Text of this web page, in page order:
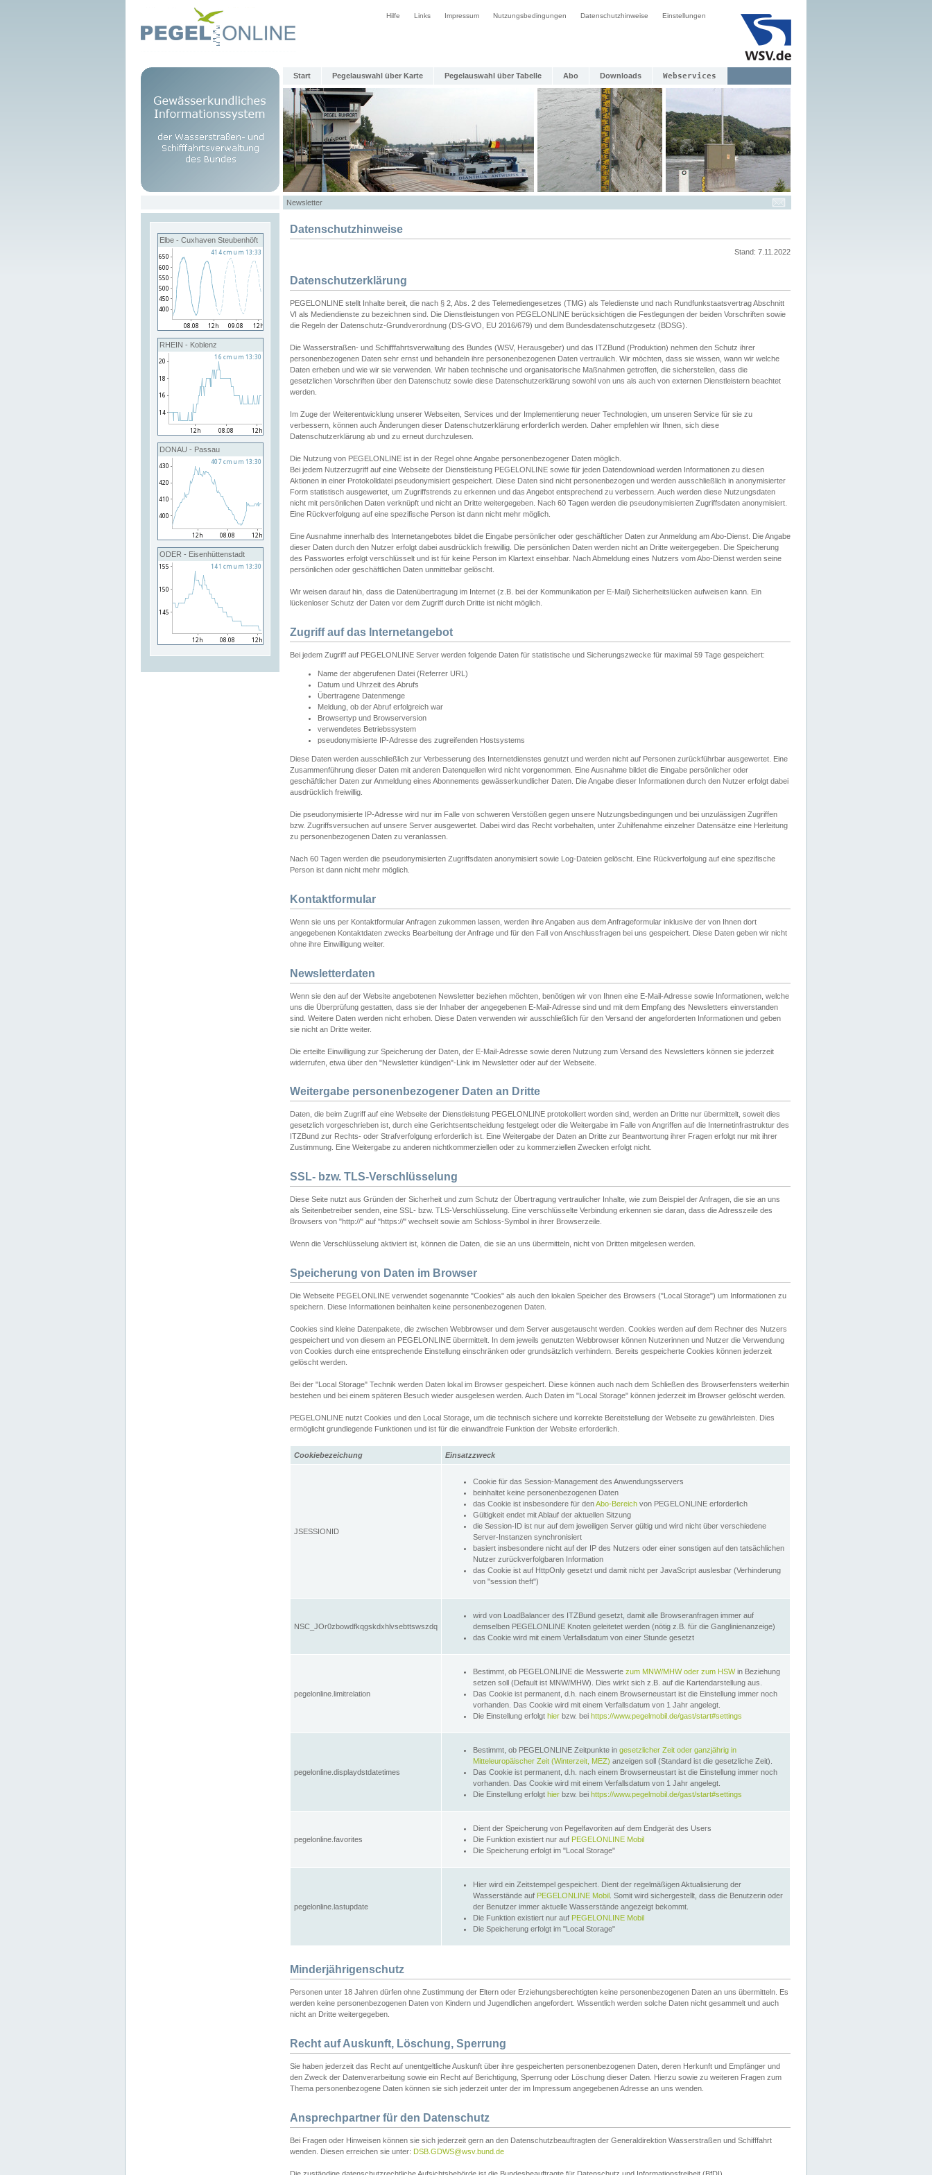
Hilfe Links Impressum Nutzungsbedingungen Datenschutzhinweise Einstellungen
Start Pegelauswahl über Karte Pegelauswahl über Tabelle Abo Downloads Webservices
Newsletter
Elbe - Cuxhaven Steubenhöft
RHEIN - Koblenz
DONAU - Passau
ODER - Eisenhüttenstadt
Datenschutzhinweise
Stand: 7.11.2022
Datenschutzerklärung
PEGELONLINE stellt Inhalte bereit, die nach § 2, Abs. 2 des Telemediengesetzes (TMG) als Teledienste und nach Rundfunkstaatsvertrag Abschnitt
VI als Mediendienste zu bezeichnen sind. Die Dienstleistungen von PEGELONLINE berücksichtigen die Festlegungen der beiden Vorschriften sowie
die Regeln der Datenschutz-Grundverordnung (DS-GVO, EU 2016/679) und dem Bundesdatenschutzgesetz (BDSG).
Die Wasserstraßen- und Schifffahrtsverwaltung des Bundes (WSV, Herausgeber) und das ITZBund (Produktion) nehmen den Schutz ihrer
personenbezogenen Daten sehr ernst und behandeln ihre personenbezogenen Daten vertraulich. Wir möchten, dass sie wissen, wann wir welche
Daten erheben und wie wir sie verwenden. Wir haben technische und organisatorische Maßnahmen getroffen, die sicherstellen, dass die
gesetzlichen Vorschriften über den Datenschutz sowie diese Datenschutzerklärung sowohl von uns als auch von externen Dienstleistern beachtet
werden.
Im Zuge der Weiterentwicklung unserer Webseiten, Services und der Implementierung neuer Technologien, um unseren Service für sie zu
verbessern, können auch Änderungen dieser Datenschutzerklärung erforderlich werden. Daher empfehlen wir Ihnen, sich diese
Datenschutzerklärung ab und zu erneut durchzulesen.
Die Nutzung von PEGELONLINE ist in der Regel ohne Angabe personenbezogener Daten möglich.
Bei jedem Nutzerzugriff auf eine Webseite der Dienstleistung PEGELONLINE sowie für jeden Datendownload werden Informationen zu diesen
Aktionen in einer Protokolldatei pseudonymisiert gespeichert. Diese Daten sind nicht personenbezogen und werden ausschließlich in anonymisierter
Form statistisch ausgewertet, um Zugriffstrends zu erkennen und das Angebot entsprechend zu verbessern. Auch werden diese Nutzungsdaten
nicht mit persönlichen Daten verknüpft und nicht an Dritte weitergegeben. Nach 60 Tagen werden die pseudonymisierten Zugriffsdaten anonymisiert.
Eine Rückverfolgung auf eine spezifische Person ist dann nicht mehr möglich.
Eine Ausnahme innerhalb des Internetangebotes bildet die Eingabe persönlicher oder geschäftlicher Daten zur Anmeldung am Abo-Dienst. Die Angabe
dieser Daten durch den Nutzer erfolgt dabei ausdrücklich freiwillig. Die persönlichen Daten werden nicht an Dritte weitergegeben. Die Speicherung
des Passwortes erfolgt verschlüsselt und ist für keine Person im Klartext einsehbar. Nach Abmeldung eines Nutzers vom Abo-Dienst werden seine
persönlichen oder geschäftlichen Daten unmittelbar gelöscht.
Wir weisen darauf hin, dass die Datenübertragung im Internet (z.B. bei der Kommunikation per E-Mail) Sicherheitslücken aufweisen kann. Ein
lückenloser Schutz der Daten vor dem Zugriff durch Dritte ist nicht möglich.
Zugriff auf das Internetangebot
Bei jedem Zugriff auf PEGELONLINE Server werden folgende Daten für statistische und Sicherungszwecke für maximal 59 Tage gespeichert:
Name der abgerufenen Datei (Referrer URL)
Datum und Uhrzeit des Abrufs
Übertragene Datenmenge
Meldung, ob der Abruf erfolgreich war
Browsertyp und Browserversion
verwendetes Betriebssystem
pseudonymisierte IP-Adresse des zugreifenden Hostsystems
Diese Daten werden ausschließlich zur Verbesserung des Internetdienstes genutzt und werden nicht auf Personen zurückführbar ausgewertet. Eine
Zusammenführung dieser Daten mit anderen Datenquellen wird nicht vorgenommen. Eine Ausnahme bildet die Eingabe persönlicher oder
geschäftlicher Daten zur Anmeldung eines Abonnements gewässerkundlicher Daten. Die Angabe dieser Informationen durch den Nutzer erfolgt dabei
ausdrücklich freiwillig.
Die pseudonymisierte IP-Adresse wird nur im Falle von schweren Verstößen gegen unsere Nutzungsbedingungen und bei unzulässigen Zugriffen
bzw. Zugriffsversuchen auf unsere Server ausgewertet. Dabei wird das Recht vorbehalten, unter Zuhilfenahme einzelner Datensätze eine Herleitung
zu personenbezogenen Daten zu veranlassen.
Nach 60 Tagen werden die pseudonymisierten Zugriffsdaten anonymisiert sowie Log-Dateien gelöscht. Eine Rückverfolgung auf eine spezifische
Person ist dann nicht mehr möglich.
Kontaktformular
Wenn sie uns per Kontaktformular Anfragen zukommen lassen, werden ihre Angaben aus dem Anfrageformular inklusive der von Ihnen dort
angegebenen Kontaktdaten zwecks Bearbeitung der Anfrage und für den Fall von Anschlussfragen bei uns gespeichert. Diese Daten geben wir nicht
ohne ihre Einwilligung weiter.
Newsletterdaten
Wenn sie den auf der Website angebotenen Newsletter beziehen möchten, benötigen wir von Ihnen eine E-Mail-Adresse sowie Informationen, welche
uns die Überprüfung gestatten, dass sie der Inhaber der angegebenen E-Mail-Adresse sind und mit dem Empfang des Newsletters einverstanden
sind. Weitere Daten werden nicht erhoben. Diese Daten verwenden wir ausschließlich für den Versand der angeforderten Informationen und geben
sie nicht an Dritte weiter.
Die erteilte Einwilligung zur Speicherung der Daten, der E-Mail-Adresse sowie deren Nutzung zum Versand des Newsletters können sie jederzeit
widerrufen, etwa über den "Newsletter kündigen"-Link im Newsletter oder auf der Webseite.
Weitergabe personenbezogener Daten an Dritte
Daten, die beim Zugriff auf eine Webseite der Dienstleistung PEGELONLINE protokolliert worden sind, werden an Dritte nur übermittelt, soweit dies
gesetzlich vorgeschrieben ist, durch eine Gerichtsentscheidung festgelegt oder die Weitergabe im Falle von Angriffen auf die Internetinfrastruktur des
ITZBund zur Rechts- oder Strafverfolgung erforderlich ist. Eine Weitergabe der Daten an Dritte zur Beantwortung ihrer Fragen erfolgt nur mit ihrer
Zustimmung. Eine Weitergabe zu anderen nichtkommerziellen oder zu kommerziellen Zwecken erfolgt nicht.
SSL- bzw. TLS-Verschlüsselung
Diese Seite nutzt aus Gründen der Sicherheit und zum Schutz der Übertragung vertraulicher Inhalte, wie zum Beispiel der Anfragen, die sie an uns
als Seitenbetreiber senden, eine SSL- bzw. TLS-Verschlüsselung. Eine verschlüsselte Verbindung erkennen sie daran, dass die Adresszeile des
Browsers von "http://" auf "https://" wechselt sowie am Schloss-Symbol in ihrer Browserzeile.
Wenn die Verschlüsselung aktiviert ist, können die Daten, die sie an uns übermitteln, nicht von Dritten mitgelesen werden.
Speicherung von Daten im Browser
Die Webseite PEGELONLINE verwendet sogenannte "Cookies" als auch den lokalen Speicher des Browsers ("Local Storage") um Informationen zu
speichern. Diese Informationen beinhalten keine personenbezogenen Daten.
Cookies sind kleine Datenpakete, die zwischen Webbrowser und dem Server ausgetauscht werden. Cookies werden auf dem Rechner des Nutzers
gespeichert und von diesem an PEGELONLINE übermittelt. In dem jeweils genutzten Webbrowser können Nutzerinnen und Nutzer die Verwendung
von Cookies durch eine entsprechende Einstellung einschränken oder grundsätzlich verhindern. Bereits gespeicherte Cookies können jederzeit
gelöscht werden.
Bei der "Local Storage" Technik werden Daten lokal im Browser gespeichert. Diese können auch nach dem Schließen des Browserfensters weiterhin
bestehen und bei einem späteren Besuch wieder ausgelesen werden. Auch Daten im "Local Storage" können jederzeit im Browser gelöscht werden.
PEGELONLINE nutzt Cookies und den Local Storage, um die technisch sichere und korrekte Bereitstellung der Webseite zu gewährleisten. Dies
ermöglicht grundlegende Funktionen und ist für die einwandfreie Funktion der Website erforderlich.
Cookiebezeichung Einsatzzweck
JSESSIONID
Cookie für das Session-Management des Anwendungsservers
beinhaltet keine personenbezogenen Daten
das Cookie ist insbesondere für denAbo-Bereich von PEGELONLINE erforderlich
Gültigkeit endet mit Ablauf der aktuellen Sitzung
die Session-ID ist nur auf dem jeweiligen Server gültig und wird nicht über verschiedene
Server-Instanzen synchronisiert
basiert insbesondere nicht auf der IP des Nutzers oder einer sonstigen auf den tatsächlichen
Nutzer zurückverfolgbaren Information
das Cookie ist auf HttpOnly gesetzt und damit nicht per JavaScript auslesbar (Verhinderung
von "session theft")
NSC_JOr0zbowdfkqgskdxhlvsebttswszdq
wird von LoadBalancer des ITZBund gesetzt, damit alle Browseranfragen immer auf
demselben PEGELONLINE Knoten geleitetet werden (nötig z.B. für die Ganglinienanzeige)
das Cookie wird mit einem Verfallsdatum von einer Stunde gesetzt
pegelonline.limitrelation
Bestimmt, ob PEGELONLINE die Messwerte zum MNW/MHW oder zum HSWin Beziehung
setzen soll (Default ist MNW/MHW). Dies wirkt sich z.B. auf die Kartendarstellung aus.
Das Cookie ist permanent, d.h. nach einem Browserneustart ist die Einstellung immer noch
vorhanden. Das Cookie wird mit einem Verfallsdatum von 1 Jahr angelegt.
Die Einstellung erfolgt hier bzw. bei https://www.pegelmobil.de/gast/start#settings
pegelonline.displaydstdatetimes
Bestimmt, ob PEGELONLINE Zeitpunkte in gesetzlicher Zeit oder ganzjährig in
Mitteleuropäischer Zeit (Winterzeit, MEZ) anzeigen soll (Standard ist die gesetzliche Zeit).
Das Cookie ist permanent, d.h. nach einem Browserneustart ist die Einstellung immer noch
vorhanden. Das Cookie wird mit einem Verfallsdatum von 1 Jahr angelegt.
Die Einstellung erfolgt hier bzw. bei https://www.pegelmobil.de/gast/start#settings
pegelonline.favorites
Dient der Speicherung von Pegelfavoriten auf dem Endgerät des Users
Die Funktion existiert nur auf PEGELONLINE Mobil
Die Speicherung erfolgt im "Local Storage"
pegelonline.lastupdate
Hier wird ein Zeitstempel gespeichert. Dient der regelmäßigen Aktualisierung der
Wasserstände auf PEGELONLINE Mobil . Somit wird sichergestellt, dass die Benutzerin oder
der Benutzer immer aktuelle Wasserstände angezeigt bekommt.
Die Funktion existiert nur auf PEGELONLINE Mobil
Die Speicherung erfolgt im "Local Storage"
Minderjährigenschutz
Personen unter 18 Jahren dürfen ohne Zustimmung der Eltern oder Erziehungsberechtigten keine personenbezogenen Daten an uns übermitteln. Es
werden keine personenbezogenen Daten von Kindern und Jugendlichen angefordert. Wissentlich werden solche Daten nicht gesammelt und auch
nicht an Dritte weitergegeben.
Recht auf Auskunft, Löschung, Sperrung
Sie haben jederzeit das Recht auf unentgeltliche Auskunft über ihre gespeicherten personenbezogenen Daten, deren Herkunft und Empfänger und
den Zweck der Datenverarbeitung sowie ein Recht auf Berichtigung, Sperrung oder Löschung dieser Daten. Hierzu sowie zu weiteren Fragen zum
Thema personenbezogene Daten können sie sich jederzeit unter der im Impressum angegebenen Adresse an uns wenden.
Ansprechpartner für den Datenschutz
Bei Fragen oder Hinweisen können sie sich jederzeit gern an den Datenschutzbeauftragten der Generaldirektion Wasserstraßen und Schifffahrt
wenden. Diesen erreichen sie unter: DSB.GDWS@wsv.bund.de